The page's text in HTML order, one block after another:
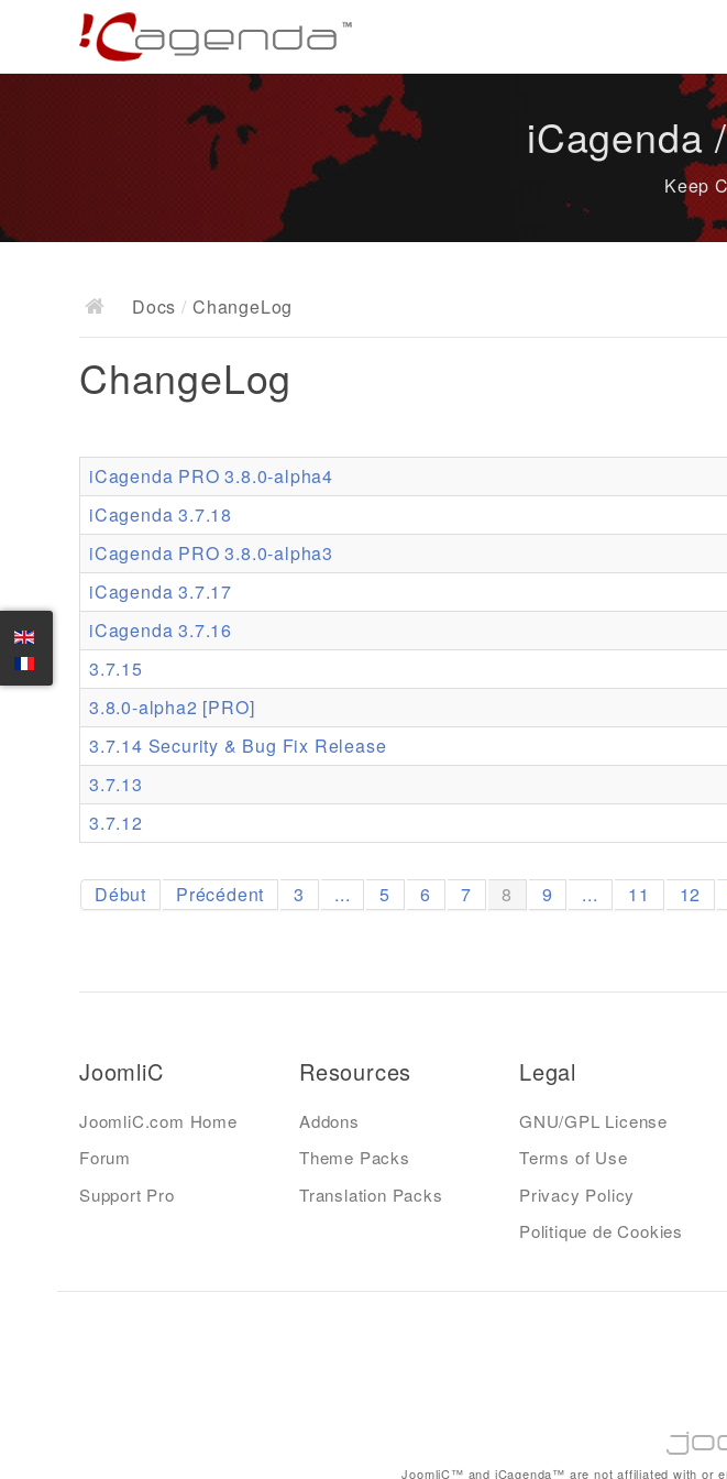
iCagenda
Keep
Docs / ChangeLog
ChangeLog
iCagenda PRO 3.8.0-alpha4
iCagenda 3.7.18
iCagenda PRO 3.8.0-alpha3
iCagenda 3.7.17
iCagenda 3.7.16
3.7.15
3.8.0-alpha2 [PRO]
3.7.14 Security & Bug Fix Release
3.7.13
3.7.12
Début Précédent 3 ... 5 6 7 8 9 ... 11 12
JoomliC
JoomliC.com Home
Forum
Support Pro
Resources
Addons
Theme Packs
Translation Packs
Legal
GNU/GPL License
Terms of Use
Privacy Policy
Politique de Cookies
JoomliC™ and iCagenda™ are not affiliated with or